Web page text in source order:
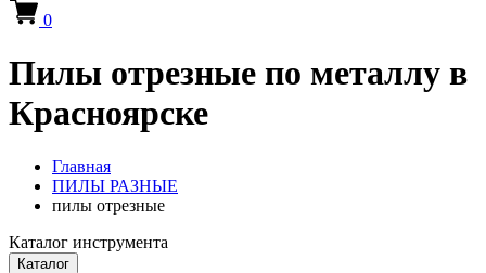
0
Пилы отрезные по металлу в
Красноярске
Главная
ПИЛЫ РАЗНЫЕ
пилы отрезные
Каталог инструмента
Каталог